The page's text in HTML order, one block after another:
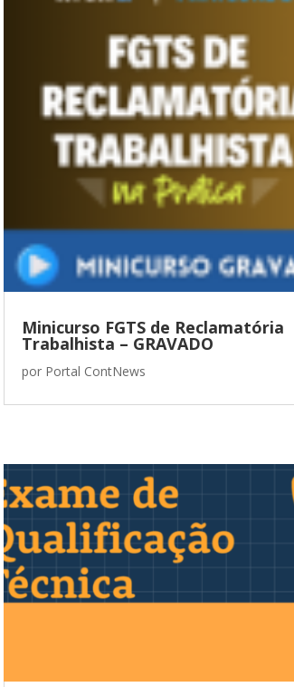
Minicurso FGTS de Reclamatória
Trabalhista – GRAVADO
por Portal ContNews